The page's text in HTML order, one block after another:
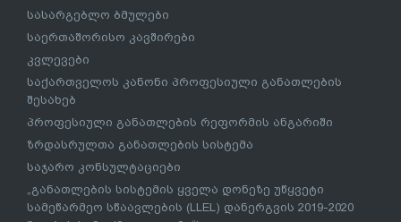
სასარგებლო ბმულები
საერთაშორისო კავშირები
კვლევები
საქართველოს კანონი პროფესიული განათლების
შესახებ
პროფესიული განათლების რეფორმის ანგარიში
ზრდასრულთა განათლების სისტემა
საჯარო კონსულტაციები
„განათლების სისტემის ყველა დონეზე უწყვეტი
სამეწარმეო სწაავლების (LLEL) დანერგვის 2019-2020